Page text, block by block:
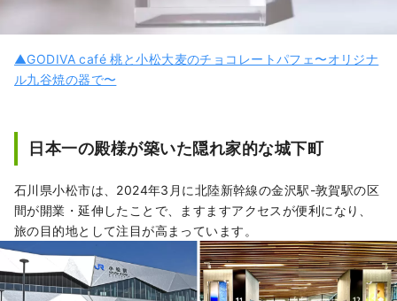
▲GODIVA café 桃と小松大麦のチョコレートパフェ〜オリジナ
ル九谷焼の器で〜
日本一の殿様が築いた隠れ家的な城下町
石川県小松市は、2024年3月に北陸新幹線の金沢駅-敦賀駅の区
間が開業・延伸したことで、ますますアクセスが便利になり、
旅の目的地として注目が高まっています。